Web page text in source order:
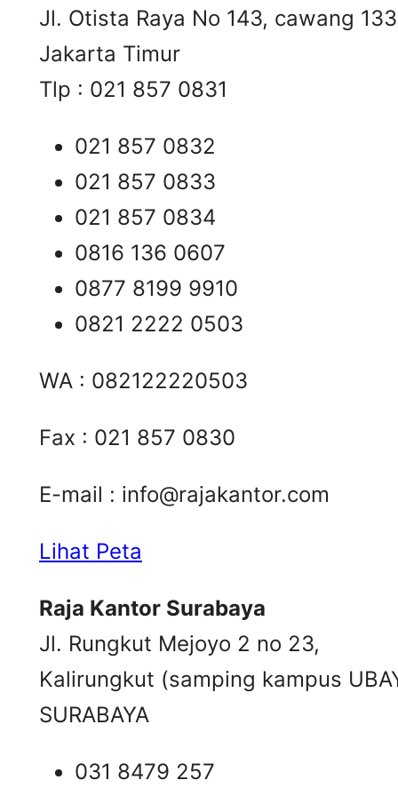
Jl. Otista Raya No 143, cawang
Jakarta Timur
Tlp : 021 857 0831
021 857 0832
021 857 0833
021 857 0834
0816 136 0607
0877 8199 9910
0821 2222 0503
WA : 082122220503
Fax : 021 857 0830
E-mail : info@rajakantor.com
Lihat Peta
Raja Kantor Surabaya
Jl. Rungkut Mejoyo 2 no 23,
Kalirungkut (samping kampus
SURABAYA
031 8479 257